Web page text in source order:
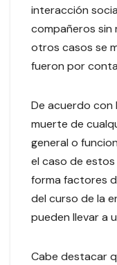
interacción
compañeros
otros casos se
fueron por
De acuerdo con
muerte de
general o
el caso de
forma factores
del curso de la
pueden llevar a
Cabe destacar